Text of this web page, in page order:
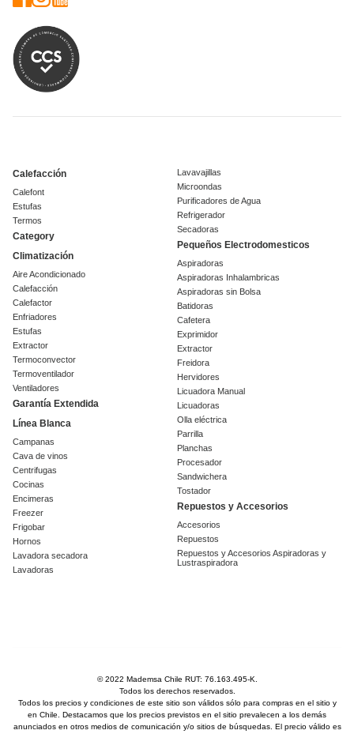
Calefacción
Calefont
Estufas
Termos
Category
Climatización
Aire Acondicionado
Calefacción
Calefactor
Enfriadores
Estufas
Extractor
Termoconvector
Termoventilador
Ventiladores
Garantía Extendida
Línea Blanca
Campanas
Cava de vinos
Centrifugas
Cocinas
Encimeras
Freezer
Frigobar
Hornos
Lavadora secadora
Lavadoras
Lavavajillas
Microondas
Purificadores de Agua
Refrigerador
Secadoras
Pequeños Electrodomesticos
Aspiradoras
Aspiradoras Inhalambricas
Aspiradoras sin Bolsa
Batidoras
Cafetera
Exprimidor
Extractor
Freidora
Hervidores
Licuadora Manual
Licuadoras
Olla eléctrica
Parrilla
Planchas
Procesador
Sandwichera
Tostador
Repuestos y Accesorios
Accesorios
Repuestos
Repuestos y Accesorios Aspiradoras y
Lustraspiradora
© 2022 Mademsa Chile RUT: 76.163.495-K.
Todos los derechos reservados.
Todos los precios y condiciones de este sitio son válidos sólo para compras en el sitio y
en Chile. Destacamos que los precios previstos en el sitio prevalecen a los demás
anunciados en otros medios de comunicación y/o sitios de búsquedas. El precio válido es